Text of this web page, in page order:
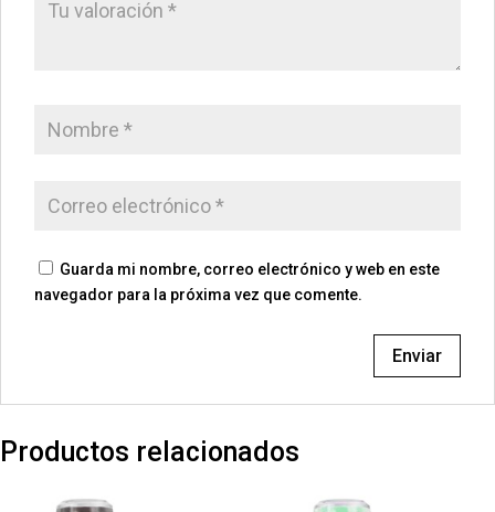
Guarda mi nombre, correo electrónico y web en este
navegador para la próxima vez que comente.
Productos relacionados